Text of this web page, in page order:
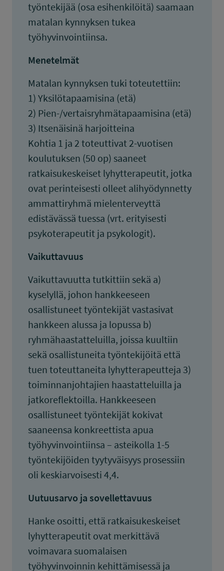
työntekijää (osa esihenkilöitä) saamaan
matalan kynnyksen tukea
työhyvinvointiinsa.
Menetelmät
Matalan kynnyksen tuki toteutettiin:
1) Yksilötapaamisina (etä)
2) Pien-/vertaisryhmätapaamisina (etä)
3) Itsenäisinä harjoitteina
Kohtia 1 ja 2 toteuttivat 2-vuotisen
koulutuksen (50 op) saaneet
ratkaisukeskeiset lyhytterapeutit, jotka
ovat perinteisesti olleet alihyödynnetty
ammattiryhmä mielenterveyttä
edistävässä tuessa (vrt. erityisesti
psykoterapeutit ja psykologit).
Vaikuttavuus
Vaikuttavuutta tutkittiin sekä a)
kyselyllä, johon hankkeeseen
osallistuneet työntekijät vastasivat
hankkeen alussa ja lopussa b)
ryhmähaastatteluilla, joissa kuultiin
sekä osallistuneita työntekijöitä että
tuen toteuttaneita lyhytterapeutteja 3)
toiminnanjohtajien haastatteluilla ja
jatkoreflektoilla. Hankkeeseen
osallistuneet työntekijät kokivat
saaneensa konkreettista apua
työhyvinvointiinsa – asteikolla 1-5
työntekijöiden tyytyväisyys prosessiin
oli keskiarvoisesti 4,4.
Uutuusarvo ja sovellettavuus
Hanke osoitti, että ratkaisukeskeiset
lyhytterapeutit ovat merkittävä
voimavara suomalaisen
työhyvinvoinnin kehittämisessä ja